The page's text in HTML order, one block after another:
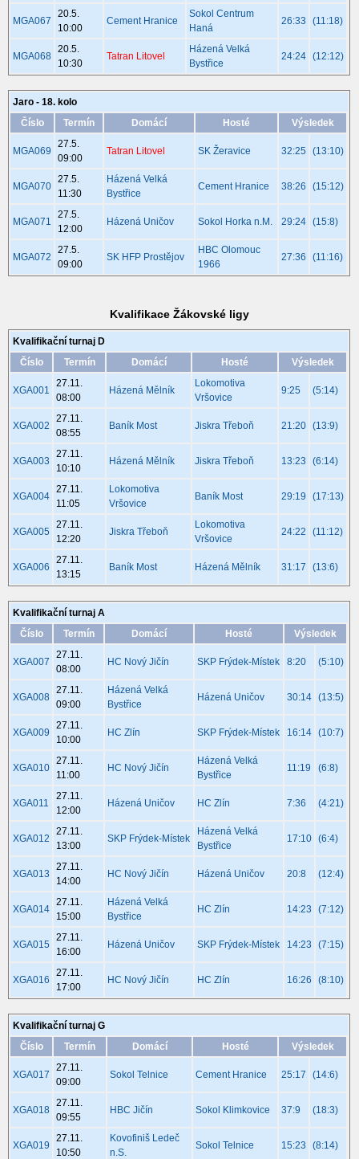
MGA067
20.5.
10:00
Cement Hranice
Sokol Centrum
Haná
26:33 (11:18)
MGA068
20.5.
10:30
Tatran Litovel
Házená Velká
Bystřice
24:24 (12:12)
Jaro - 18. kolo
Číslo
Termín Domácí Hosté Výsledek
MGA069
27.5.
09:00
Tatran Litovel SK Žeravice 32:25 (13:10)
MGA070
27.5.
11:30
Házená Velká
Bystřice
Cement Hranice 38:26 (15:12)
MGA071
27.5.
12:00
Házená Uničov Sokol Horka n.M. 29:24 (15:8)
MGA072
27.5.
09:00
SK HFP Prostějov
HBC Olomouc
1966
27:36 (11:16)
Kvalifikace Žákovské ligy
Kvalifikační turnaj D
Číslo
Termín Domácí Hosté Výsledek
XGA001
27.11.
08:00
Házená Mělník
Lokomotiva
Vršovice
9:25 (5:14)
XGA002
27.11.
08:55
Baník Most Jiskra Třeboň 21:20 (13:9)
XGA003
27.11.
10:10
Házená Mělník Jiskra Třeboň 13:23 (6:14)
XGA004
27.11.
11:05
Lokomotiva
Vršovice
Baník Most 29:19 (17:13)
XGA005
27.11.
12:20
Jiskra Třeboň
Lokomotiva
Vršovice
24:22 (11:12)
XGA006
27.11.
13:15
Baník Most Házená Mělník 31:17 (13:6)
Kvalifikační turnaj A
Číslo
Termín Domácí Hosté Výsledek
XGA007
27.11.
08:00
HC Nový Jičín SKP Frýdek-Místek 8:20 (5:10)
XGA008
27.11.
09:00
Házená Velká
Bystřice
Házená Uničov 30:14 (13:5)
XGA009
27.11.
10:00
HC Zlín SKP Frýdek-Místek 16:14 (10:7)
XGA010
27.11.
11:00
HC Nový Jičín
Házená Velká
Bystřice
11:19 (6:8)
XGA011
27.11.
12:00
Házená Uničov HC Zlín 7:36 (4:21)
XGA012
27.11.
13:00
SKP Frýdek-Místek
Házená Velká
Bystřice
17:10 (6:4)
XGA013
27.11.
14:00
HC Nový Jičín Házená Uničov 20:8 (12:4)
XGA014
27.11.
15:00
Házená Velká
Bystřice
HC Zlín 14:23 (7:12)
XGA015
27.11.
16:00
Házená Uničov SKP Frýdek-Místek 14:23 (7:15)
XGA016
27.11.
17:00
HC Nový Jičín HC Zlín 16:26 (8:10)
Kvalifikační turnaj G
Číslo
Termín Domácí Hosté Výsledek
XGA017
27.11.
09:00
Sokol Telnice Cement Hranice 25:17 (14:6)
XGA018
27.11.
09:55
HBC Jičín Sokol Klimkovice 37:9 (18:3)
XGA019
27.11.
10:50
Kovofiniš Ledeč
n.S.
Sokol Telnice 15:23 (8:14)